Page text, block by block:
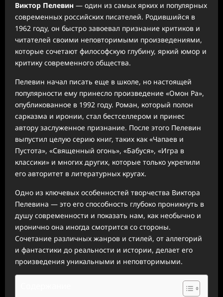
Виктор Пелевин — один из самых ярких и популярных
современных российских писателей. Родившийся в
1962 году, он быстро завоевал признание критиков и
читателей своими неповторимыми произведениями,
которые сочетают философскую глубину, яркий юмор и
критику современного общества.
Пелевин начал писать еще в школе, но настоящей
популярности ему принесло произведение «Омон Ра»,
опубликованное в 1992 году. Роман, который полон
сарказма и иронии, стал бестселлером и принес
автору заслуженное признание. После этого Пелевин
выпустил целую серию книг, таких как «Чапаев и
Пустота», «Священный огонь», «Бабуся», «Игра в
классики» и многих других, которые только укрепили
его авторитет в литературных кругах.
Одно из ключевых особенностей творчества Виктора
Пелевина — это его способность глубоко проникнуть в
душу современности и показать нам, как необычно и
иронично она иногда смотрится со стороны.
Сочетание различных жанров и стилей, от аллегорий
и фантастики до реальности и истории, делает его
произведения уникальными и неповторимыми.